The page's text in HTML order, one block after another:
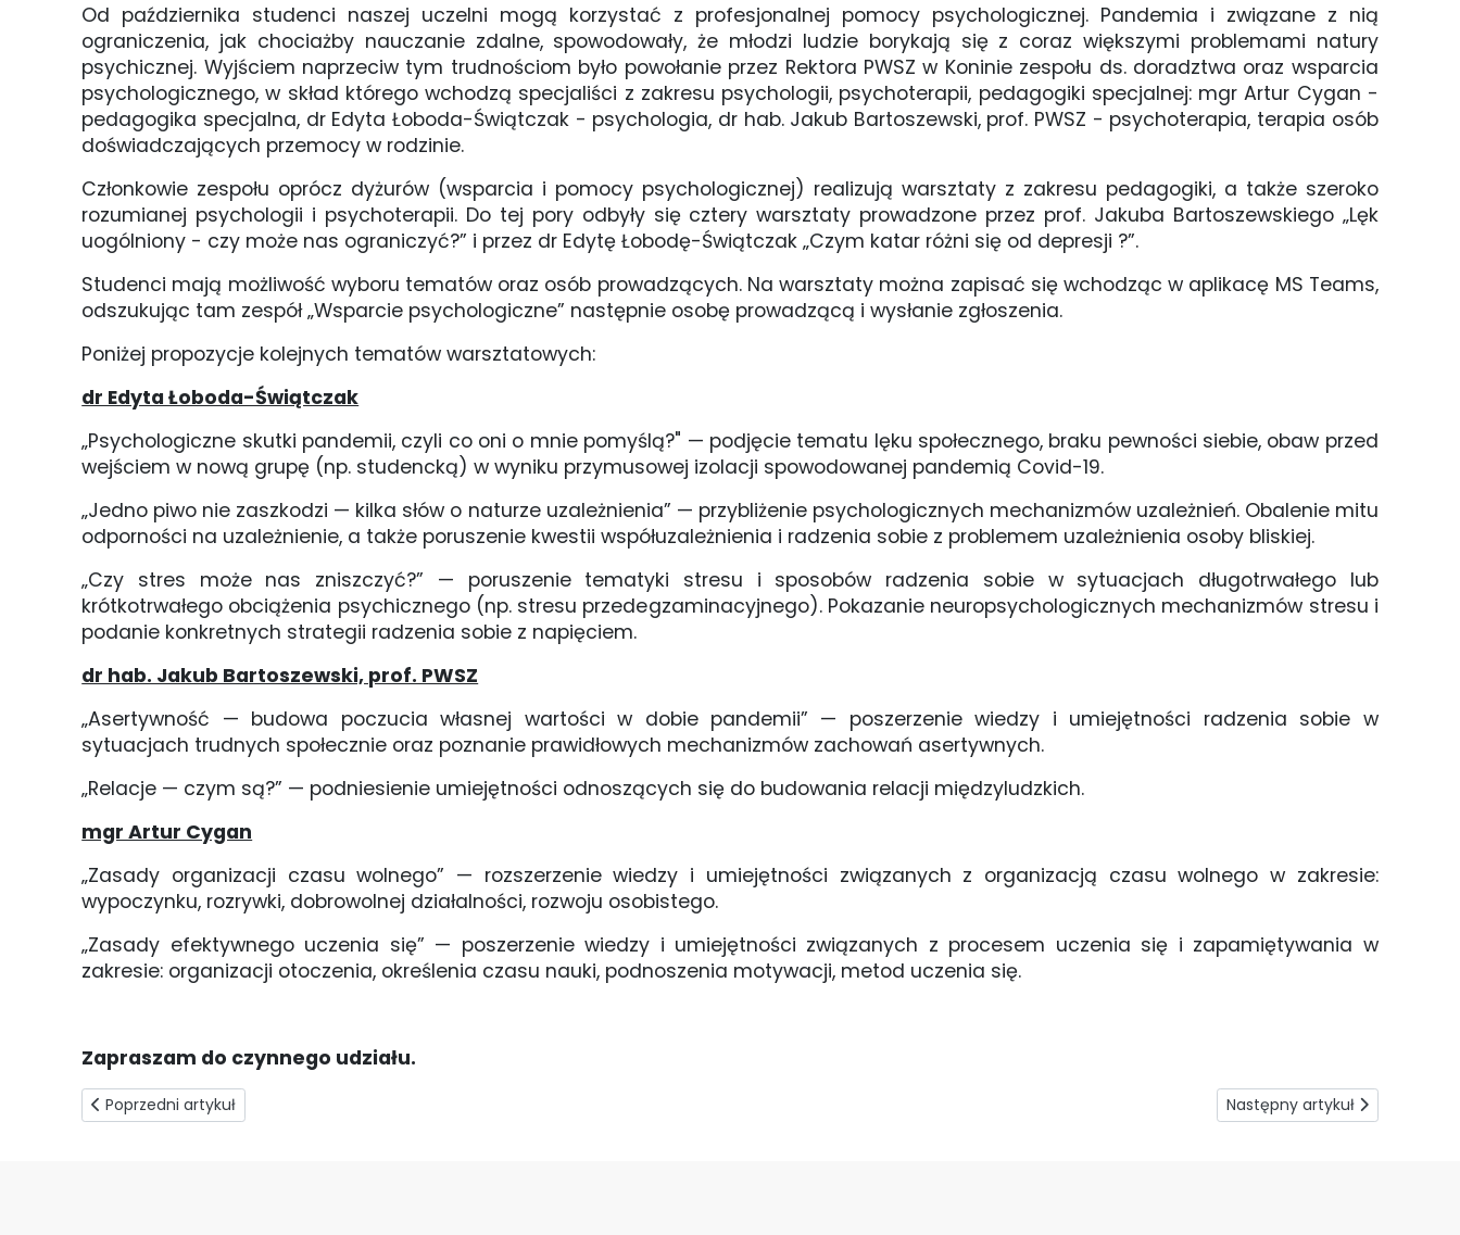
Od października studenci naszej uczelni mogą korzystać z profesjonalnej pomocy psychologicznej. Pandemia i związane z nią
ograniczenia, jak chociażby nauczanie zdalne, spowodowały, że młodzi ludzie borykają się z coraz większymi problemami natury
psychicznej. Wyjściem naprzeciw tym trudnościom było powołanie przez Rektora PWSZ w Koninie zespołu ds. doradztwa oraz wsparcia
psychologicznego, w skład którego wchodzą specjaliści z zakresu psychologii, psychoterapii, pedagogiki specjalnej: mgr Artur Cygan -
pedagogika specjalna, dr Edyta Łoboda-Świątczak - psychologia, dr hab. Jakub Bartoszewski, prof. PWSZ - psychoterapia, terapia osób
doświadczających przemocy w rodzinie.
Członkowie zespołu oprócz dyżurów (wsparcia i pomocy psychologicznej) realizują warsztaty z zakresu pedagogiki, a także szeroko
rozumianej psychologii i psychoterapii. Do tej pory odbyły się cztery warsztaty prowadzone przez prof. Jakuba Bartoszewskiego „Lęk
uogólniony - czy może nas ograniczyć?” i przez dr Edytę Łobodę-Świątczak „Czym katar różni się od depresji ?”.
Studenci mają możliwość wyboru tematów oraz osób prowadzących. Na warsztaty można zapisać się wchodząc w aplikacę MS Teams,
odszukując tam zespół „Wsparcie psychologiczne” następnie osobę prowadzącą i wysłanie zgłoszenia.
Poniżej propozycje kolejnych tematów warsztatowych:
dr Edyta Łoboda-Świątczak
„Psychologiczne skutki pandemii, czyli co oni o mnie pomyślą?" — podjęcie tematu lęku społecznego, braku pewności siebie, obaw przed
wejściem w nową grupę (np. studencką) w wyniku przymusowej izolacji spowodowanej pandemią Covid-19.
„Jedno piwo nie zaszkodzi — kilka słów o naturze uzależnienia” — przybliżenie psychologicznych mechanizmów uzależnień. Obalenie mitu
odporności na uzależnienie, a także poruszenie kwestii współuzależnienia i radzenia sobie z problemem uzależnienia osoby bliskiej.
„Czy stres może nas zniszczyć?” — poruszenie tematyki stresu i sposobów radzenia sobie w sytuacjach długotrwałego lub
krótkotrwałego obciążenia psychicznego (np. stresu przedegzaminacyjnego). Pokazanie neuropsychologicznych mechanizmów stresu i
podanie konkretnych strategii radzenia sobie z napięciem.
dr hab. Jakub Bartoszewski, prof. PWSZ
„Asertywność — budowa poczucia własnej wartości w dobie pandemii” — poszerzenie wiedzy i umiejętności radzenia sobie w
sytuacjach trudnych społecznie oraz poznanie prawidłowych mechanizmów zachowań asertywnych.
„Relacje — czym są?” — podniesienie umiejętności odnoszących się do budowania relacji międzyludzkich.
mgr Artur Cygan
„Zasady organizacji czasu wolnego” — rozszerzenie wiedzy i umiejętności związanych z organizacją czasu wolnego w zakresie:
wypoczynku, rozrywki, dobrowolnej działalności, rozwoju osobistego.
„Zasady efektywnego uczenia się” — poszerzenie wiedzy i umiejętności związanych z procesem uczenia się i zapamiętywania w
zakresie: organizacji otoczenia, określenia czasu nauki, podnoszenia motywacji, metod uczenia się.
Zapraszam do czynnego udziału.
Poprzedni artykuł: Przyszłość czekolady
Poprzedni artykuł Następny artykuł: Wschodnia
Następny artykuł